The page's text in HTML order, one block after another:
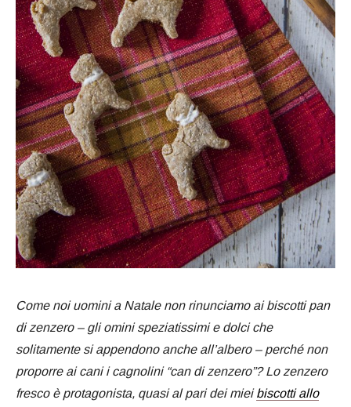
Come noi uomini a Natale non rinunciamo ai biscotti pan
di zenzero – gli omini speziatissimi e dolci che
solitamente si appendono anche all’albero – perché non
proporre ai cani i cagnolini “can di zenzero”? Lo zenzero
fresco è protagonista, quasi al pari dei mieibiscotti allo